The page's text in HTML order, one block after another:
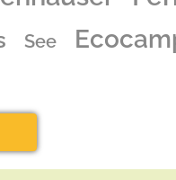
See